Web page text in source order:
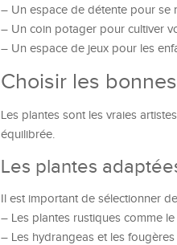
– Un espace de détente pour se
– Un coin potager pour cultiver
– Un espace de jeux pour les
Choisir les
Les plantes sont les vraies
équilibrée.
Les plantes
Il est important de sélectionner
– Les plantes rustiques comme
– Les hydrangeas et les